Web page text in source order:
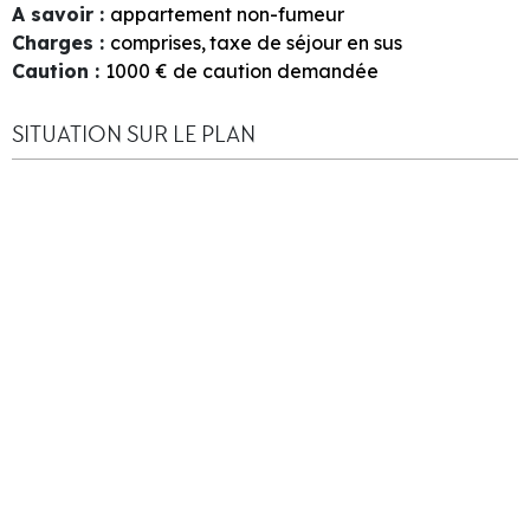
A savoir : appartement non-fumeur
Charges : comprises taxe de séjour en sus
Caution : 1000 € de caution demandée
SITUATION SUR LE PLAN